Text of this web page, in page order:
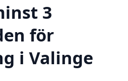
3
för
i Valinge